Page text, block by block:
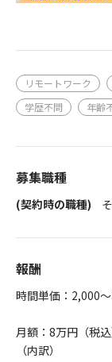
リモートワーク
学歴不問
年齢
募集職種
(契約時の職種)
報酬
時間単価：2,000～
月額：8万円（税
（内訳）